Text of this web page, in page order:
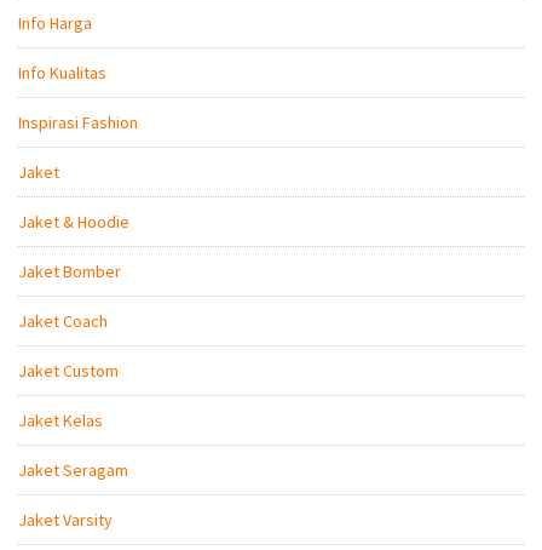
Info Harga
Info Kualitas
Inspirasi Fashion
Jaket
Jaket & Hoodie
Jaket Bomber
Jaket Coach
Jaket Custom
Jaket Kelas
Jaket Seragam
Jaket Varsity